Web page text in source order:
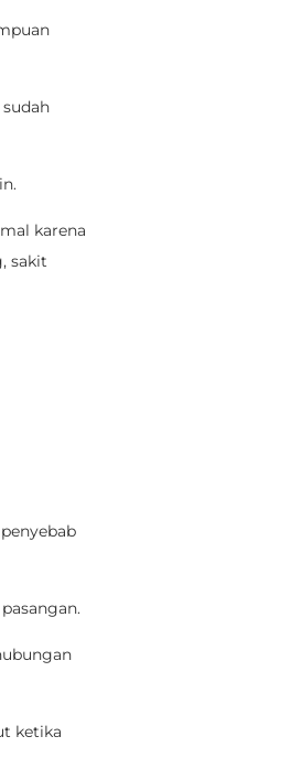
karena
sakit
ketika